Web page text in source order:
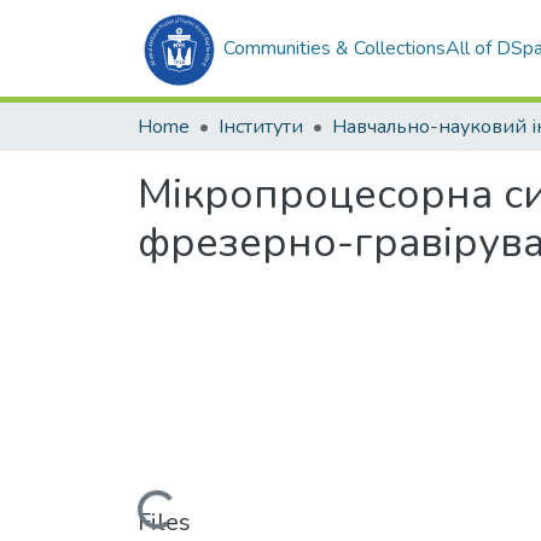
Communities & CollectionsAll of
Home Інститути
Мікропроцесорна
фрезерно-
Files